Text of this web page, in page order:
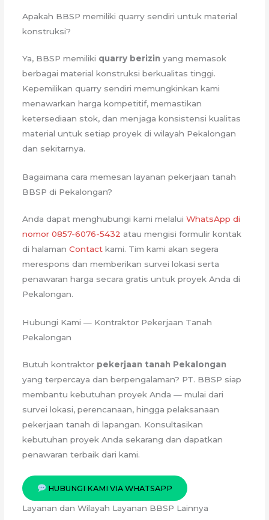
Apakah BBSP memiliki quarry sendiri untuk material
konstruksi?
Ya, BBSP memiliki quarry berizin yang memasok
berbagai material konstruksi berkualitas tinggi.
Kepemilikan quarry sendiri memungkinkan kami
menawarkan harga kompetitif, memastikan
ketersediaan stok, dan menjaga konsistensi kualitas
material untuk setiap proyek di wilayah Pekalongan
dan sekitarnya.
Bagaimana cara memesan layanan pekerjaan tanah
BBSP di Pekalongan?
Anda dapat menghubungi kami melaluiWhatsApp di
nomor 0857-6076-5432 atau mengisi formulir kontak
di halamanContact kami. Tim kami akan segera
merespons dan memberikan survei lokasi serta
penawaran harga secara gratis untuk proyek Anda di
Pekalongan.
Hubungi Kami — Kontraktor Pekerjaan Tanah
Pekalongan
Butuh kontraktor pekerjaan tanah Pekalongan
yang terpercaya dan berpengalaman? PT. BBSP siap
membantu kebutuhan proyek Anda — mulai dari
survei lokasi, perencanaan, hingga pelaksanaan
pekerjaan tanah di lapangan. Konsultasikan
kebutuhan proyek Anda sekarang dan dapatkan
penawaran terbaik dari kami.
HUBUNGI KAMI VIA WHATSAPP
Layanan dan Wilayah Layanan BBSP Lainnya